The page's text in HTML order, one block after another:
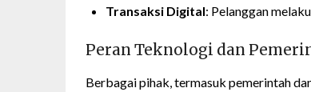
Transaksi Digital: Pelanggan
Peran Teknologi dan
Berbagai pihak, termasuk pemerintah